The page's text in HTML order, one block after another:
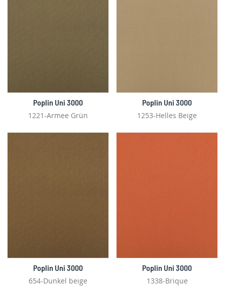
Poplin Uni 3000
1221-Armee Grün
Poplin Uni 3000
1253-Helles Beige
Poplin Uni 3000
654-Dunkel beige
Poplin Uni 3000
1338-Brique